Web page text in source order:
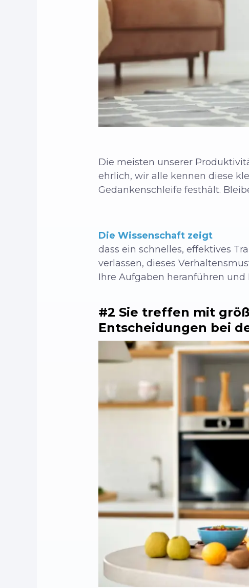
Die meisten unserer
ehrlich, wir alle kennen diese
Gedankenschleife festhält.
Die Wissenschaft zeigt
dass ein schnelles, effektives
verlassen, dieses
Ihre Aufgaben heranführen
#2 Sie treffen mit
Entscheidungen bei